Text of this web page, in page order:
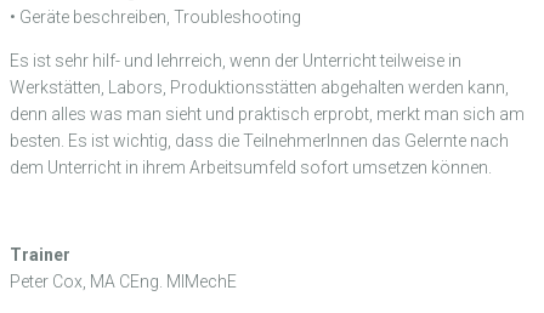
• Geräte beschreiben, Troubleshooting
Es ist sehr hilf- und lehrreich, wenn der Unterricht teilweise in
Werkstätten, Labors, Produktionsstätten abgehalten werden kann,
denn alles was man sieht und praktisch erprobt, merkt man sich am
besten. Es ist wichtig, dass die TeilnehmerInnen das Gelernte nach
dem Unterricht in ihrem Arbeitsumfeld sofort umsetzen können.
Trainer
Peter Cox, MA CEng. MIMechE